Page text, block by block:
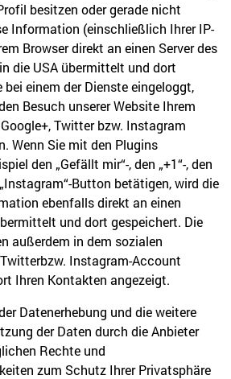
besitzen oder gerade nicht
Information (einschließlich Ihrer IP-
Browser direkt an einen Server des
die USA übermittelt und dort
einem der Dienste eingeloggt,
Besuch unserer Website Ihrem
Twitter bzw. Instagram
Wenn Sie mit den Plugins
den „Gefällt mir“-, den „+1“-, den
Button betätigen, wird die
ebenfalls direkt an einen
und dort gespeichert. Die
außerdem in dem sozialen
Instagram-Account
Ihren Kontakten angezeigt.
Datenerhebung und die weitere
der Daten durch die Anbieter
Rechte und
zum Schutz Ihrer Privatsphäre